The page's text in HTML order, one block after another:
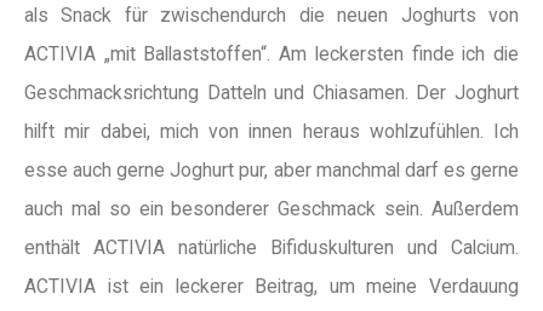
als Snack für zwischendurch die neuen Joghurts von
ACTIVIA „mit Ballaststoffen“. Am leckersten finde ich die
Geschmacksrichtung Datteln und Chiasamen. Der Joghurt
hilft mir dabei, mich von innen heraus wohlzufühlen. Ich
esse auch gerne Joghurt pur, aber manchmal darf es gerne
auch mal so ein besonderer Geschmack sein. Außerdem
enthält ACTIVIA natürliche Bifiduskulturen und Calcium.
ACTIVIA ist ein leckerer Beitrag, um meine Verdauung